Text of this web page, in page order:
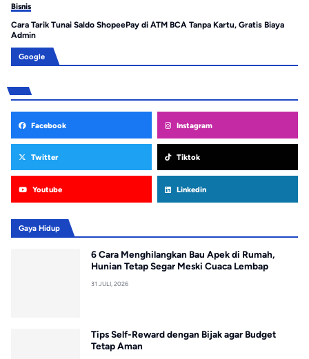
Bisnis
Cara Tarik Tunai Saldo ShopeePay di ATM BCA Tanpa Kartu, Gratis Biaya
Admin
Google
Facebook Instagram
Twitter Tiktok
Youtube Linkedin
Gaya Hidup
6 Cara Menghilangkan Bau Apek di Rumah,
Hunian Tetap Segar Meski Cuaca Lembap
31 JULI, 2026
Tips Self-Reward dengan Bijak agar Budget
Tetap Aman